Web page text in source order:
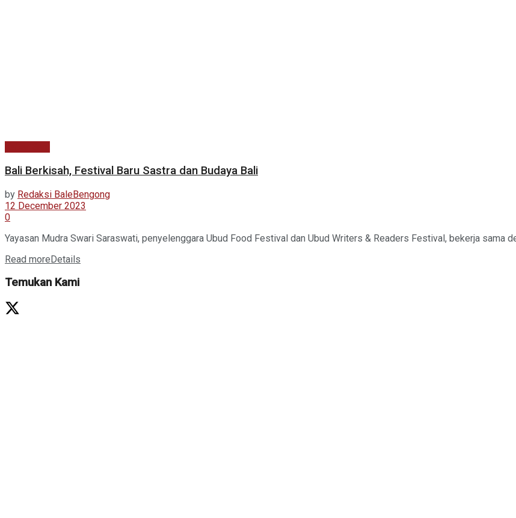
Bali Berkisah, Festival Baru Sastra dan Budaya Bali
by Redaksi BaleBengong
12 December 2023
0
Yayasan Mudra Swari Saraswati, penyelenggara Ubud Food Festival dan Ubud Writers & Readers Festival, bekerja sama
Read moreDetails
Temukan Kami